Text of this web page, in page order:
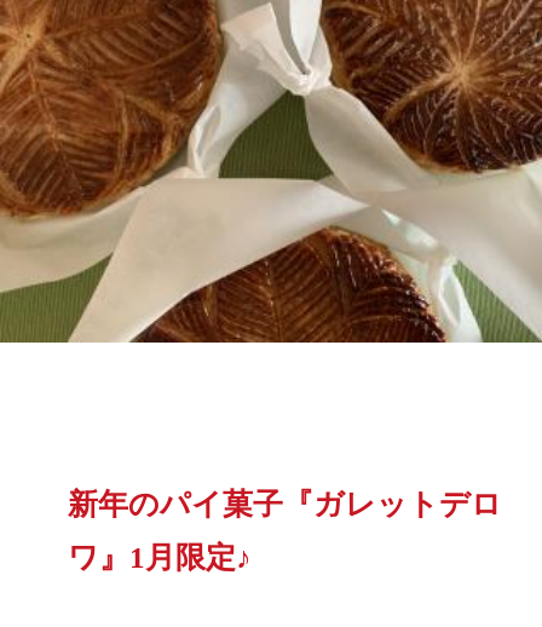
新年のパイ菓子『ガレットデロ
ワ』1月限定♪